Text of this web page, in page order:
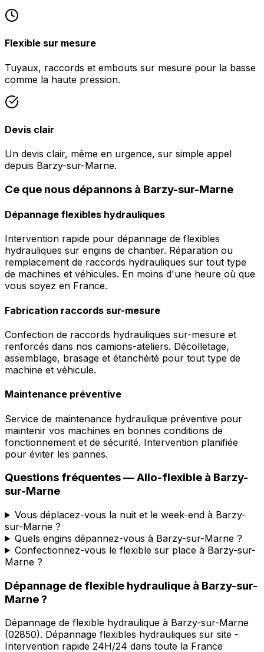
Flexible sur mesure
Tuyaux, raccords et embouts sur mesure pour la basse
comme la haute pression.
Devis clair
Un devis clair, même en urgence, sur simple appel
depuis Barzy-sur-Marne.
Ce que nous dépannons à Barzy-sur-Marne
Dépannage flexibles hydrauliques
Intervention rapide pour dépannage de flexibles
hydrauliques sur engins de chantier. Réparation ou
remplacement de raccords hydrauliques sur tout type
de machines et véhicules. En moins d'une heure où que
vous soyez en France.
Fabrication raccords sur-mesure
Confection de raccords hydrauliques sur-mesure et
renforcés dans nos camions-ateliers. Décolletage,
assemblage, brasage et étanchéité pour tout type de
machine et véhicule.
Maintenance préventive
Service de maintenance hydraulique préventive pour
maintenir vos machines en bonnes conditions de
fonctionnement et de sécurité. Intervention planifiée
pour éviter les pannes.
Questions fréquentes —Allo-flexible à Barzy-
sur-Marne
Vous déplacez-vous la nuit et le week-end à Barzy-
sur-Marne ?
Quels engins dépannez-vous à Barzy-sur-Marne ?
Confectionnez-vous le flexible sur place à Barzy-sur-
Marne ?
Dépannage de flexible hydraulique à Barzy-sur-
Marne?
Dépannage de flexible hydraulique à Barzy-sur-Marne
(02850). Dépannage flexibles hydrauliques sur site -
Intervention rapide 24H/24 dans toute la France